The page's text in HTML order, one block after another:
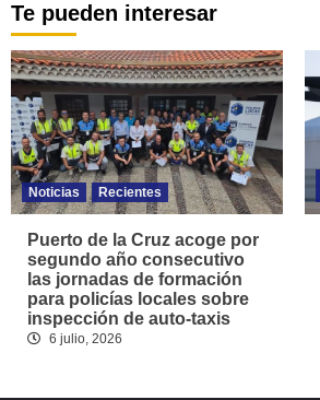
Te pueden interesar
Noticias Recientes
Puerto de la Cruz acoge por
segundo año consecutivo
las jornadas de formación
para policías locales sobre
inspección de auto-taxis
6 julio, 2026